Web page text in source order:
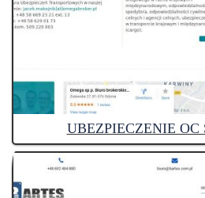
UBEZPIECZENIE OC